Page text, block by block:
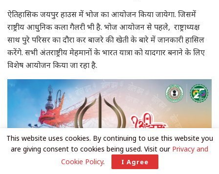
ऐतिहासिक जयपुर हाउस में भोज का आयोजन किया जायेगा. जिसमें
राष्ट्रीय आधुनिक कला गैलरी भी है. भोज आयोजन से पहले, राष्ट्राध्यक्ष
साथ पुरे परिसर का दौरा कर बाजरे की खेती के बारे में जानकारी हासिल
करेंगे. सभी अंतराष्ट्रीय मेहमानों के भारत यात्रा को यादगार बनाने के लिए
विशेष आयोजन किया जा रहा है.
This website uses cookies. By continuing to use this website you
are giving consent to cookies being used. Visit our Privacy and
Cookie Policy. I Agree